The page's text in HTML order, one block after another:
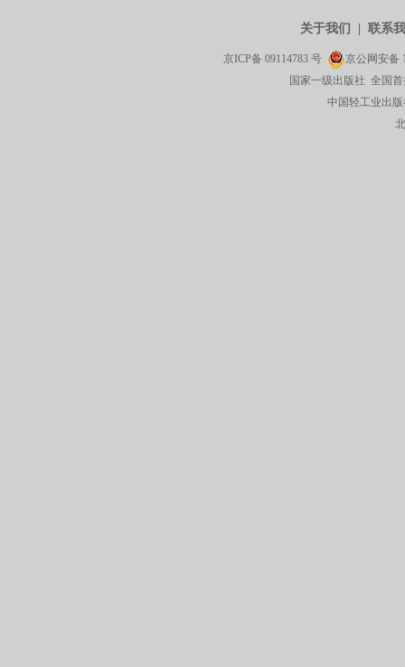
关于我们 联系
京ICP备 09114783 号 京公网安备
国家一级出版社 全国
中国轻工业出版